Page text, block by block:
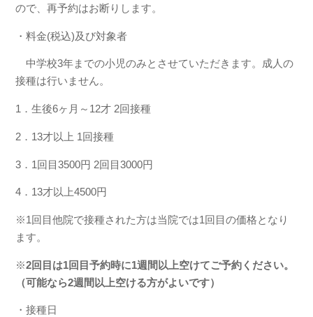
ので、再予約はお断りします。
・料金(税込)及び対象者
中学校3年までの小児のみとさせていただきます。成人の
接種は行いません。
1．生後6ヶ月～12才 2回接種
2．13才以上 1回接種
3．1回目3500円 2回目3000円
4．13才以上4500円
※1回目他院で接種された方は当院では1回目の価格となり
ます。
※2回目は1回目予約時に1週間以上空けてご予約ください。
（可能なら2週間以上空ける方がよいです）
・接種日